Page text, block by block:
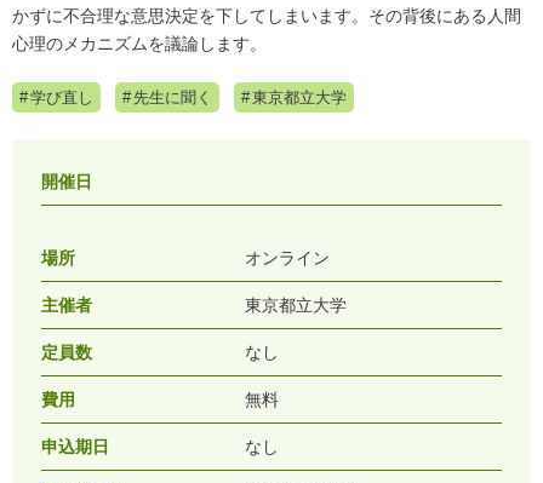
かずに不合理な意思決定を下してしまいます。その背後にある人間
心理のメカニズムを議論します。
学び直し 先生に聞く 東京都立大学
開催日
場所 オンライン
主催者 東京都立大学
定員数 なし
費用 無料
申込期日 なし